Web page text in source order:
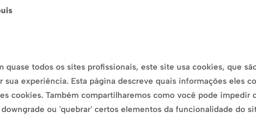
quase todos os sites profissionais, este site usa cookies, que
sua experiência. Esta página descreve quais informações eles
cookies. Também compartilharemos como você pode impedir
ou 'quebrar' certos elementos da funcionalidade do